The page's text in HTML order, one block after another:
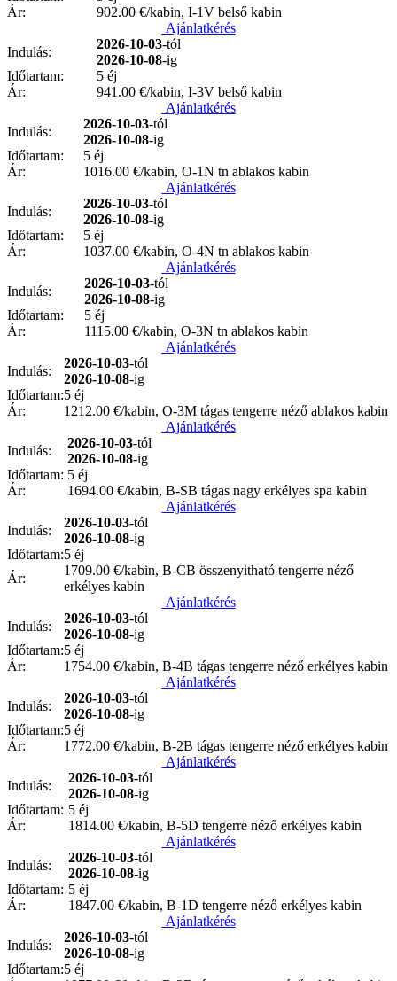
Ár:
902.00 €/kabin, I-1V belső kabin
Ajánlatkérés
Indulás:
2026-10-03-tól
2026-10-08-ig
Időtartam:
5 éj
Ár:
941.00 €/kabin, I-3V belső kabin
Ajánlatkérés
Indulás:
2026-10-03-tól
2026-10-08-ig
Időtartam:
5 éj
Ár:
1016.00 €/kabin, O-1N tn ablakos kabin
Ajánlatkérés
Indulás:
2026-10-03-tól
2026-10-08-ig
Időtartam:
5 éj
Ár:
1037.00 €/kabin, O-4N tn ablakos kabin
Ajánlatkérés
Indulás:
2026-10-03-tól
2026-10-08-ig
Időtartam:
5 éj
Ár:
1115.00 €/kabin, O-3N tn ablakos kabin
Ajánlatkérés
Indulás:
2026-10-03-tól
2026-10-08-ig
Időtartam:5 éj
Ár:
1212.00 €/kabin, O-3M tágas tengerre néző ablakos kabin
Ajánlatkérés
Indulás:
2026-10-03-tól
2026-10-08-ig
Időtartam: 5 éj
Ár:
1694.00 €/kabin, B-SB tágas nagy erkélyes spa kabin
Ajánlatkérés
Indulás:
2026-10-03-tól
2026-10-08-ig
Időtartam:5 éj
Ár:
1709.00 €/kabin, B-CB összenyitható tengerre néző
erkélyes kabin
Ajánlatkérés
Indulás:
2026-10-03-tól
2026-10-08-ig
Időtartam:5 éj
Ár:
1754.00 €/kabin, B-4B tágas tengerre néző erkélyes kabin
Ajánlatkérés
Indulás:
2026-10-03-tól
2026-10-08-ig
Időtartam:5 éj
Ár:
1772.00 €/kabin, B-2B tágas tengerre néző erkélyes kabin
Ajánlatkérés
Indulás:
2026-10-03-tól
2026-10-08-ig
Időtartam: 5 éj
Ár:
1814.00 €/kabin, B-5D tengerre néző erkélyes kabin
Ajánlatkérés
Indulás:
2026-10-03-tól
2026-10-08-ig
Időtartam: 5 éj
Ár:
1847.00 €/kabin, B-1D tengerre néző erkélyes kabin
Ajánlatkérés
Indulás:
2026-10-03-tól
2026-10-08-ig
Időtartam:5 éj